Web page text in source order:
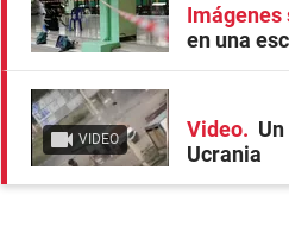
Imágenes
en una
VIDEO Video
Ucrania